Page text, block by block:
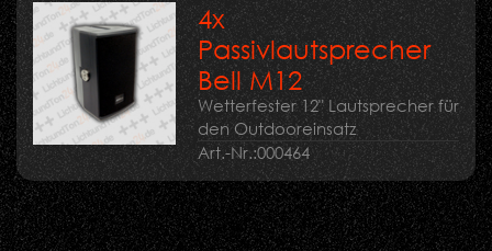
4x
Passivlautsprecher
Bell M12
Wetterfester 12" Lautsprecher für
den Outdooreinsatz
Art.-Nr.:000464